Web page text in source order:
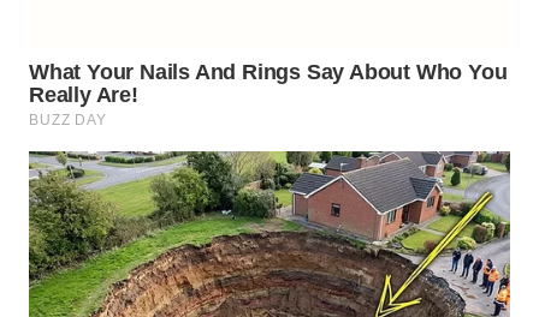
SAMOSIR
WN
PADANG
LAWAS
WN
SUMEDANG